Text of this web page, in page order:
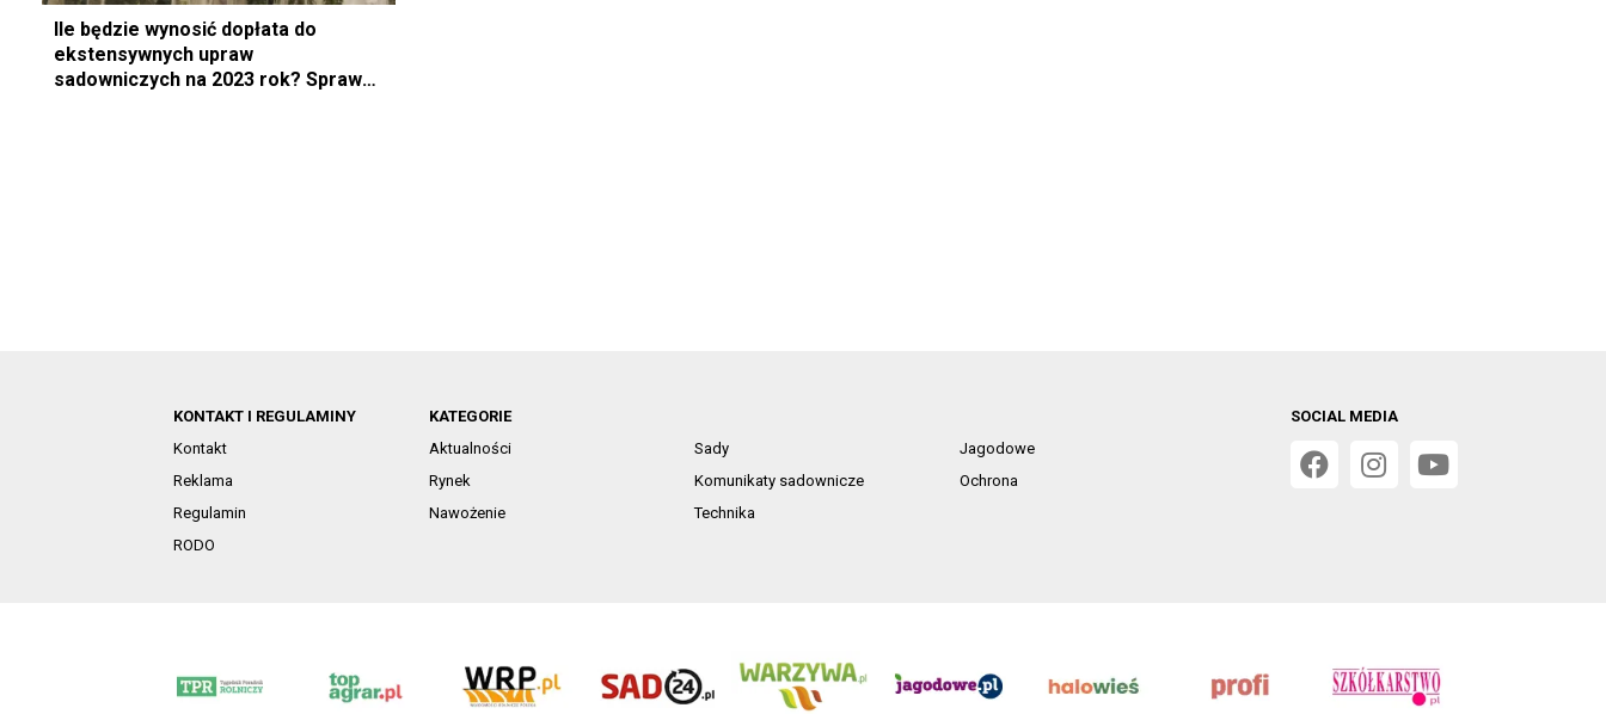
Ile będzie wynosić dopłata do
ekstensywnych upraw
sadowniczych na 2023 rok? Sprawdź
KONTAKT I REGULAMINY
Kontakt
Reklama
Regulamin
RODO
KATEGORIE
Aktualności
Sady
Jagodowe
Rynek
Komunikaty sadownicze
Ochrona
Nawożenie
Technika
SOCIAL MEDIA